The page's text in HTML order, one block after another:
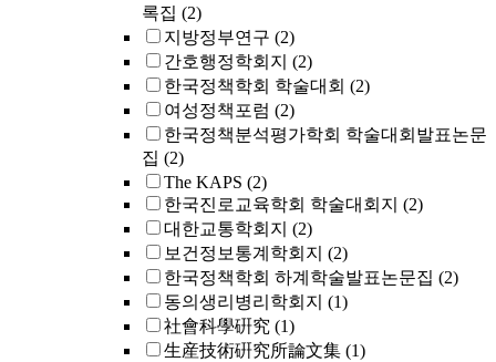
록집 (2)
지방정부연구 (2)
간호행정학회지 (2)
한국정책학회 학술대회 (2)
여성정책포럼 (2)
한국정책분석평가학회 학술대회발표논문
집 (2)
The KAPS (2)
한국진로교육학회 학술대회지 (2)
대한교통학회지 (2)
보건정보통계학회지 (2)
한국정책학회 하계학술발표논문집 (2)
동의생리병리학회지 (1)
社會科學硏究 (1)
生産技術硏究所論文集 (1)